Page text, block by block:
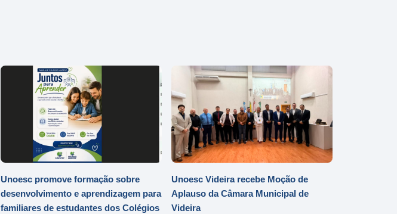
Unoesc promove formação sobre
desenvolvimento e aprendizagem para
familiares de estudantes dos Colégios
Unoesc Videira recebe Moção de
Aplauso da Câmara Municipal de
Videira